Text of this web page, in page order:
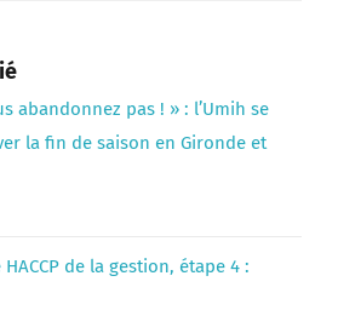
abandonnez pas ! » : l’Umih se
la fin de saison en Gironde et
de la gestion, étape 4 :